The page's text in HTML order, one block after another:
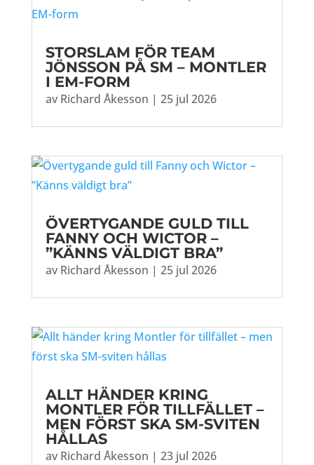
STORSLAM FÖR TEAM
JÖNSSON PÅ SM – MONTLER
I EM-FORM
av Richard Åkesson | 25 jul 2026
ÖVERTYGANDE GULD TILL
FANNY OCH WICTOR –
”KÄNNS VÄLDIGT BRA”
av Richard Åkesson | 25 jul 2026
ALLT HÄNDER KRING
MONTLER FÖR TILLFÄLLET –
MEN FÖRST SKA SM-SVITEN
HÅLLAS
av Richard Åkesson | 23 jul 2026